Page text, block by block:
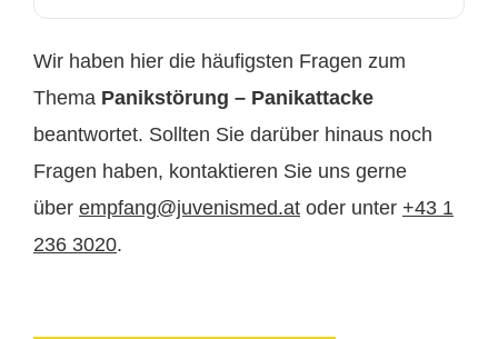
Fachärztinnen, Fachärzten und Therapeutinnen,
Therapieansätze, moderne Behandlungsmethoden
und eine einfühlsame Begleitung wird eine
nachhaltige Reduktion der Panikattacken und
angestrebt.
Wir haben hier die häufigsten Fragen zum
Thema Panikstörung – Panikattacke
beantwortet. Sollten Sie darüber hinaus noch
Fragen haben, kontaktieren Sie uns gerne
über empfang@juvenismed.at oder unter +43 1
236 3020.